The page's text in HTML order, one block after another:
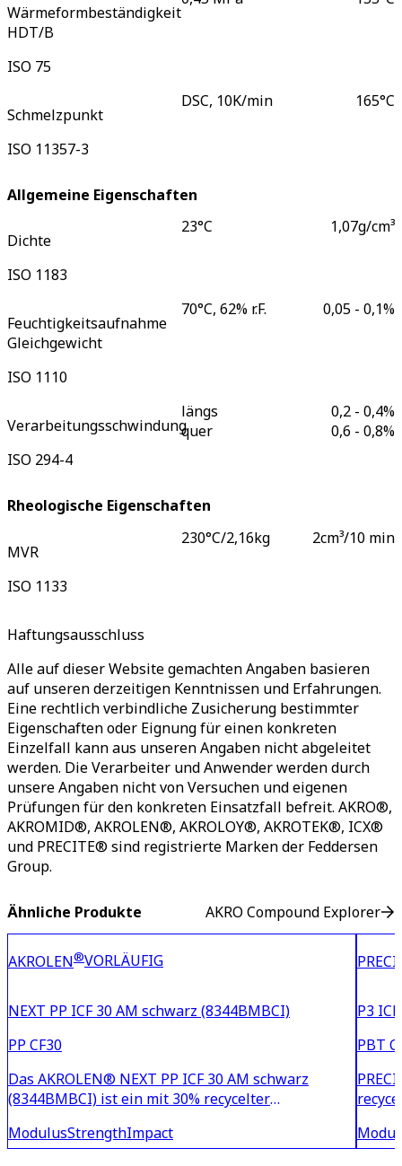
Wärmeformbeständigkeit
HDT/B
ISO 75
Schmelzpunkt
ISO 11357-3
DSC, 10K/min 165°C
Allgemeine Eigenschaften
Dichte
ISO 1183
23°C 1,07g/cm³
Feuchtigkeitsaufnahme
Gleichgewicht
ISO 1110
70°C, 62% r.F. 0,05 - 0,1%
Verarbeitungsschwindung
ISO 294-4
längs
quer
0,2 - 0,4%
0,6 - 0,8%
Rheologische Eigenschaften
MVR
ISO 1133
230°C/2,16kg 2cm³/10 min
Haftungsausschluss
Alle auf dieser Website gemachten Angaben basieren
auf unseren derzeitigen Kenntnissen und Erfahrungen.
Eine rechtlich verbindliche Zusicherung bestimmter
Eigenschaften oder Eignung für einen konkreten
Einzelfall kann aus unseren Angaben nicht abgeleitet
werden. Die Verarbeiter und Anwender werden durch
unsere Angaben nicht von Versuchen und eigenen
Prüfungen für den konkreten Einsatzfall befreit. AKRO®,
AKROMID®, AKROLEN®, AKROLOY®, AKROTEK®, ICX®
und PRECITE® sind registrierte Marken der Feddersen
Group.
Ähnliche Produkte AKRO Compound Explorer
AKROLEN®VORLÄUFIG
NEXT PP ICF 30 AM schwarz (8344BMBCI)
PP CF30
Das AKROLEN® NEXT PP ICF 30 AM schwarz
(8344BMBCI) ist ein mit 30% recycelter
Copolymer. Es zeichnet sich sowohl durch eine
ModulusStrengthImpact
P3
PBT